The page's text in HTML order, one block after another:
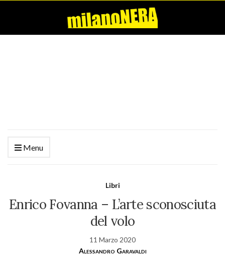
Menu
Libri
Enrico Fovanna – L’arte sconosciuta
del volo
11 Marzo 2020
Alessandro Garavaldi